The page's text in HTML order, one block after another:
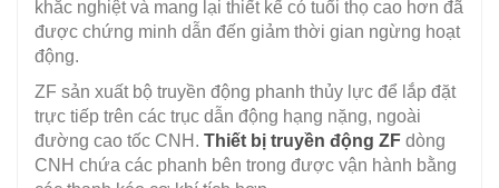
khắc nghiệt và mang lại thiết kế có tuổi thọ cao hơn đã
được chứng minh dẫn đến giảm thời gian ngừng hoạt
động.
ZF sản xuất bộ truyền động phanh thủy lực để lắp đặt
trực tiếp trên các trục dẫn động hạng nặng, ngoài
đường cao tốc CNH. Thiết bị truyền động ZF dòng
CNH chứa các phanh bên trong được vận hành bằng